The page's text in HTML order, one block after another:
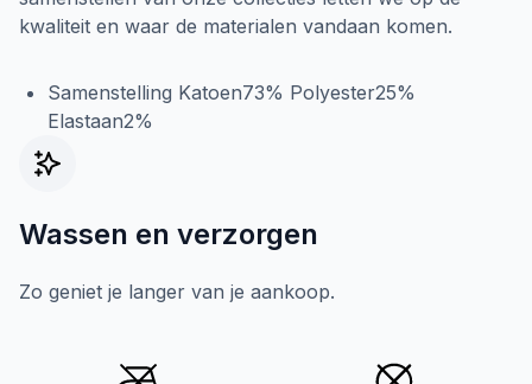
kwaliteit en waar de materialen vandaan komen.
Samenstelling Katoen73% Polyester25%
Elastaan2%
Wassen en verzorgen
Zo geniet je langer van je aankoop.